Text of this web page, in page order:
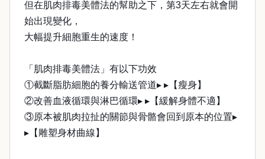
但在肌肉排毒美體法的幫助之下，第3天左右就會開
始出現變化，
大幅提升細胞重生的速度！
「肌肉排毒美體法」有以下功效
①截斷脂肪細胞的養分輸送管道▸ ▸【瘦身】
②改善血液循環與淋巴循環▸ ▸【緩解身體不適】
③原本被肌肉拉扯的關節與骨骼會回到原本的位置▸
▸【雕塑身材曲線】